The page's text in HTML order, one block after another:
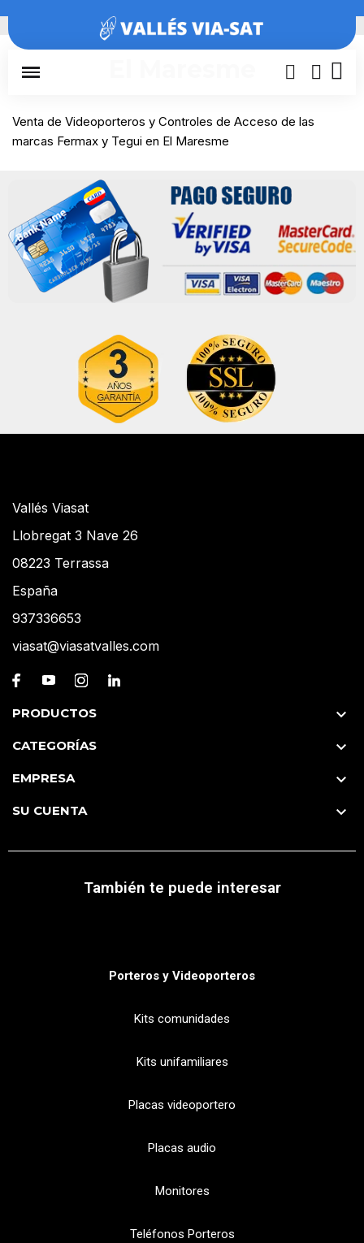
El Maresme
Venta de Videoporteros y Controles de Acceso de las
marcas Fermax y Tegui en El Maresme
Vallés Viasat
Llobregat 3 Nave 26
08223 Terrassa
España
937336653
viasat@viasatvalles.com
PRODUCTOS 
CATEGORÍAS 
EMPRESA 
SU CUENTA 
También te puede interesar
Porteros y Videoporteros
Kits comunidades
Kits unifamiliares
Placas videoportero
Placas audio
Monitores
Teléfonos Porteros